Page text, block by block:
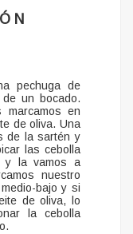
N
pechuga de
un bocado.
marcamos en
de oliva. Una
de la sartén y
las cebolla
y la vamos a
nuestro
bajo y si
de oliva, lo
la cebolla